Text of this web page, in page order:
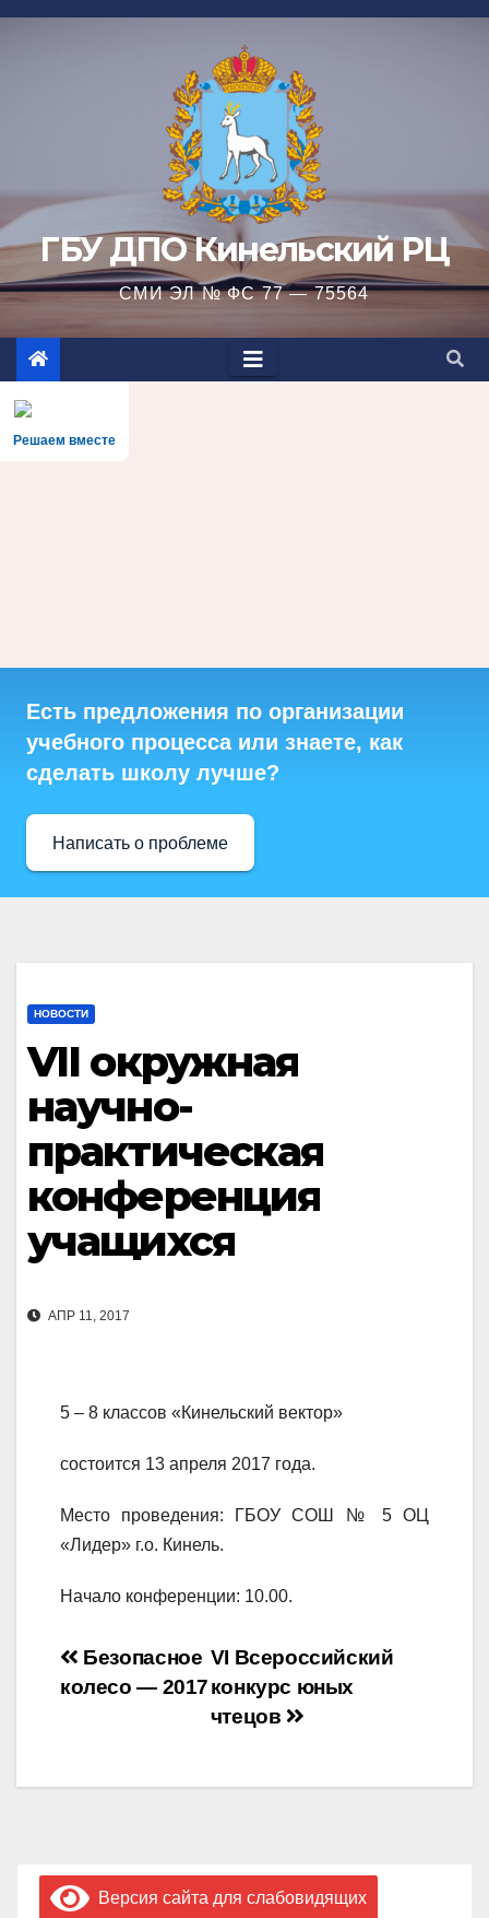
Перейти
ГБУ ДПО Кинельский РЦ
СМИ ЭЛ № ФС 77 — 75564
Решаем вместе
Есть предложения по организации
учебного процесса или знаете, как
сделать школу лучше?
Написать о проблеме
НОВОСТИ
VII окружная
научно-
практическая
конференция
учащихся
АПР 11, 2017
5 – 8 классов «Кинельский вектор»
состоится 13 апреля 2017 года.
Место проведения: ГБОУ СОШ № 5 ОЦ
«Лидер» г.о. Кинель.
Начало конференции: 10.00.
НавигацияVI Всероссийский
конкурс юных
чтецов
Безопасное
колесо — 2017
Версия сайта для слабовидящих